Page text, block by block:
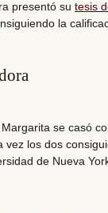
presentó su tesis
la
se casó
vez los dos
de Nueva